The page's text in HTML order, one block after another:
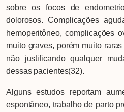
sobre os focos de
dolorosos. Complicações
hemoperitôneo, complicações
muito graves, porém muito
não justificando qualquer
dessas pacientes(32).
Alguns estudos reportam
espontâneo, trabalho de parto